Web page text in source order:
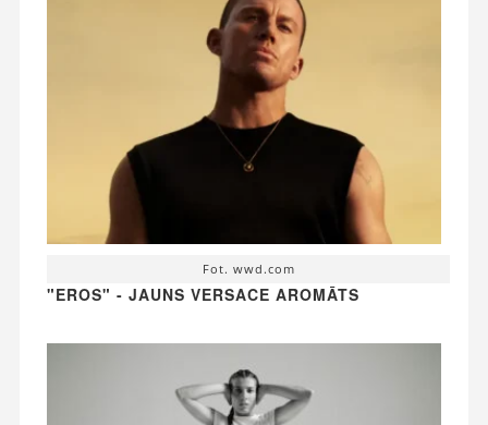
Fot. wwd.com
"EROS" - JAUNS VERSACE AROMĀTS